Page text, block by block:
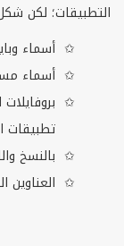
التطبيقات؛ لكن
أسماء
أسماء
تطبيقات
بالنسخ